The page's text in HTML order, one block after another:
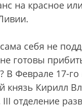
на красное
себя не
готовы
В Феврале 17-
князь Кирилл
отделение